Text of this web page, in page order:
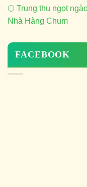
🌕 Trung thu ngọt
Nhà Hàng Chum
FACEBOOK